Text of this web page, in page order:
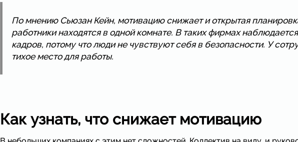
По мнению Сьюзан Кейн, мотивацию снижает и открытая
работники находятся в одной комнате. В таких фирмах
кадров, потому что люди не чувствуют себя в безопасности. У
тихое место для работы.
Как узнать, что снижает мотивацию